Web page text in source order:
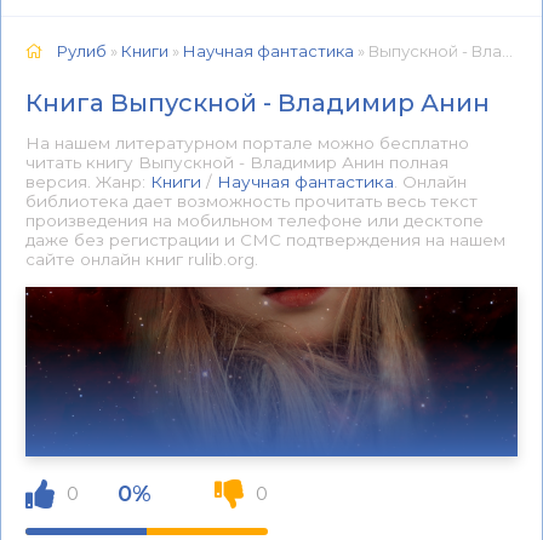
Рулиб » Книги » Научная фантастика » Выпускной - Владимир Анин 📕 - Книга онлайн бесплатно
Книга Выпускной - Владимир Анин
На нашем литературном портале можно бесплатно
читать книгу Выпускной - Владимир Анин полная
версия. Жанр: Книги / Научная фантастика . Онлайн
библиотека дает возможность прочитать весь текст
произведения на мобильном телефоне или десктопе
даже без регистрации и СМС подтверждения на нашем
сайте онлайн книг rulib.org.
0 0% 0